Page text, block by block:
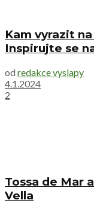
Kam vyrazit
Inspirujte se
od redakce vyslapy
4.1.2024
2
Tossa de Mar
Vella